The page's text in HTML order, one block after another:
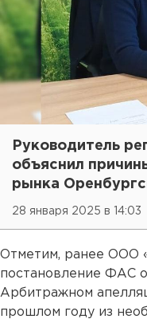
Руководитель
объяснил
рынка
28 января 2025 в 14:03
Отметим, ранее ООО
постановление ФАС
Арбитражном
прошлом году из